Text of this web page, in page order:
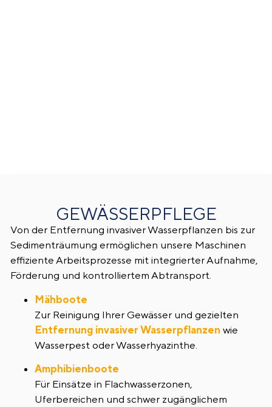
GEWÄSSERPFLEGE
Von der Entfernung invasiver Wasserpflanzen bis zur
Sedimenträumung ermöglichen unsere Maschinen
effiziente Arbeitsprozesse mit integrierter Aufnahme,
Förderung und kontrolliertem Abtransport.
Mähboote
Zur Reinigung Ihrer Gewässer und gezielten
Entfernung invasiver Wasserpflanzen wie
Wasserpest oder Wasserhyazinthe.
Amphibienboote
Für Einsätze in Flachwasserzonen,
Uferbereichen und schwer zugänglichem